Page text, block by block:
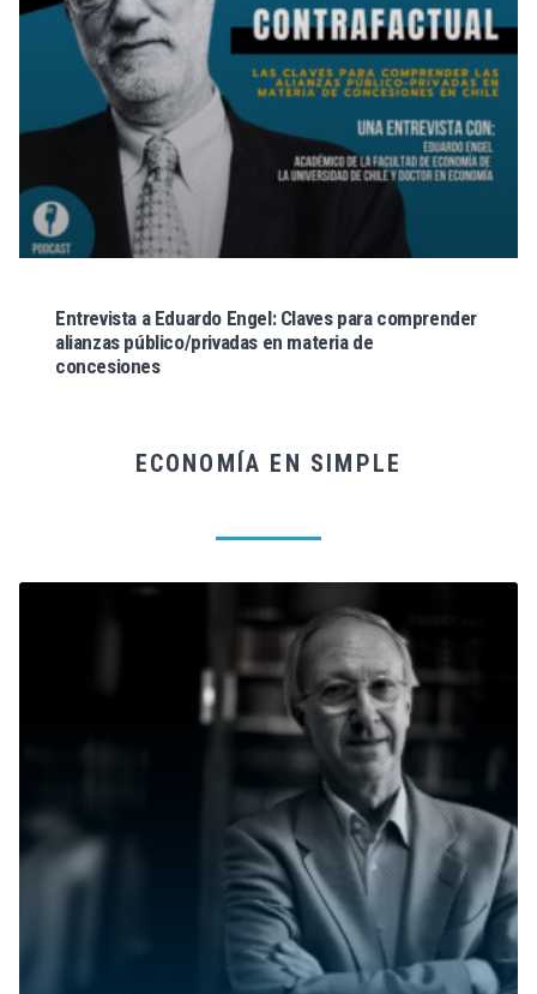
Entrevista a Eduardo Engel: Claves para comprender
alianzas público/privadas en materia de
concesiones
ECONOMÍA EN SIMPLE